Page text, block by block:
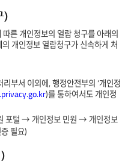
)
른 개인정보의 열람 청구를 아래의
개인정보 열람청구가 신속하게 처
부서 이외에, 행정안전부의 ‘개인정
)를 통하여서도 개인정
포털 → 개인정보 민원 → 개인정보
필요)